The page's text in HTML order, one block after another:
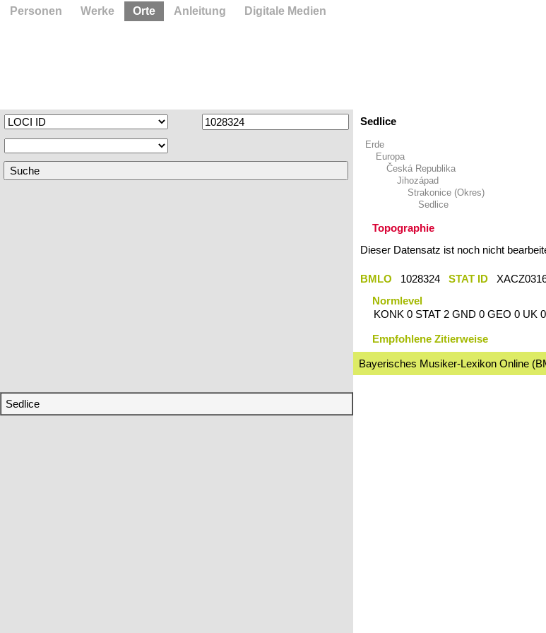
Sedlice
Sedlice
Erde
Europa
Česká Republika
Jihozápad
Strakonice (Okres)
Sedlice
Topographie
Dieser Datensatz ist noch nicht
BMLO 1028324 STAT ID
Normlevel
KONK 0 STAT 2 GND 0 GEO 0 UK
Empfohlene Zitierweise
Bayerisches Musiker-Lexikon Online
Personen Werke Orte Anleitung Digitale Medien